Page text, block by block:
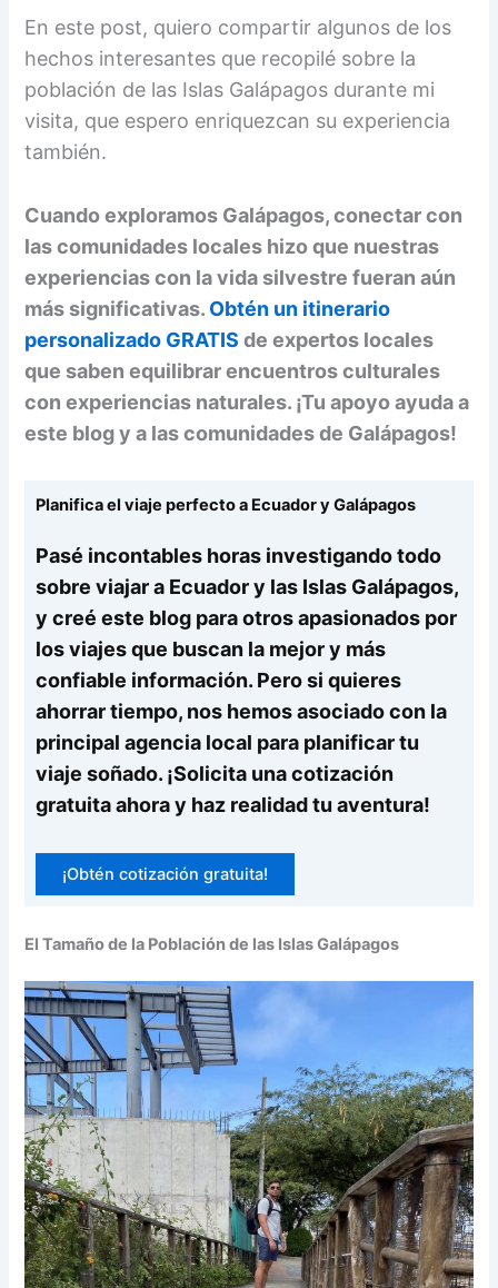
En este post, quiero compartir algunos de los
hechos interesantes que recopilé sobre la
población de las Islas Galápagos durante mi
visita, que espero enriquezcan su experiencia
también.
Cuando exploramos Galápagos, conectar con
las comunidades locales hizo que nuestras
experiencias con la vida silvestre fueran aún
más significativas. Obtén un itinerario
personalizado GRATIS de expertos locales
que saben equilibrar encuentros culturales
con experiencias naturales. ¡Tu apoyo ayuda a
este blog y a las comunidades de Galápagos!
Planifica el viaje perfecto a Ecuador y Galápagos
Pasé incontables horas investigando todo
sobre viajar a Ecuador y las Islas Galápagos,
y creé este blog para otros apasionados por
los viajes que buscan la mejor y más
confiable información. Pero si quieres
ahorrar tiempo, nos hemos asociado con la
principal agencia local para planificar tu
viaje soñado. ¡Solicita una cotización
gratuita ahora y haz realidad tu aventura!
¡Obtén cotización gratuita!
El Tamaño de la Población de las Islas Galápagos